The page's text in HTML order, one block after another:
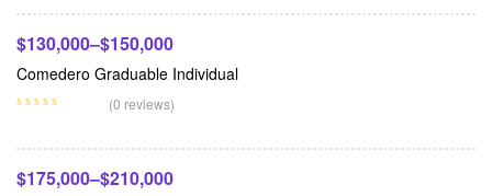
$130,000–$150,000
Comedero Graduable Individual
(0 reviews)
$175,000–$210,000